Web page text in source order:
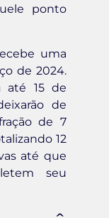
ponto
uma
de 2024.
até 15 de
de
de 7
12
até que
seu